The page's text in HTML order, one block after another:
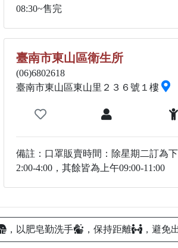
08:30~售完
臺南市東山區衛生所
(06)6802618
臺南市東山區東山里２３６號１樓
備註：口罩販賣時間：除星期二訂為
2:00-4:00，其餘皆為上午09:00-11:00
，以肥皂勤洗手 ，保持距離 ，避免